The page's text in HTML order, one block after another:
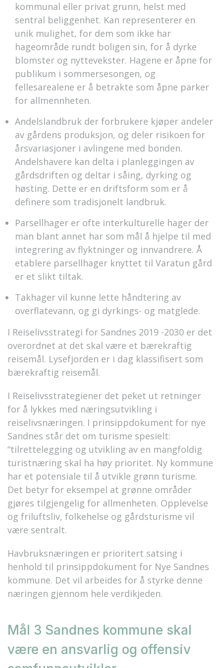
kommunal eller privat grunn, helst med
sentral beliggenhet. Kan representerer en
unik mulighet, for dem som ikke har
hageområde rundt boligen sin, for å dyrke
blomster og nyttevekster. Hagene er åpne for
publikum i sommersesongen, og
fellesarealene er å betrakte som åpne parker
for allmennheten.
Andelslandbruk der forbrukere kjøper andeler
av gårdens produksjon, og deler risikoen for
årsvariasjoner i avlingene med bonden.
Andelshavere kan delta i planleggingen av
gårdsdriften og deltar i såing, dyrking og
høsting. Dette er en driftsform som er å
definere som tradisjonelt landbruk.
Parsellhager er ofte interkulturelle hager der
man blant annet har som mål å hjelpe til med
integrering av flyktninger og innvandrere. Å
etablere parsellhager knyttet til Varatun gård
er et slikt tiltak.
Takhager vil kunne lette håndtering av
overflatevann, og gi dyrkings- og matglede.
I Reiselivsstrategi for Sandnes 2019 -2030 er det
overordnet at det skal være et bærekraftig
reisemål. Lysefjorden er i dag klassifisert som
bærekraftig reisemål.
I Reiselivsstrategiener det peket ut retninger
for å lykkes med næringsutvikling i
reiselivsnæringen. I prinsippdokument for nye
Sandnes står det om turisme spesielt:
“tilrettelegging og utvikling av en mangfoldig
turistnæring skal ha høy prioritet. Ny kommune
har et potensiale til å utvikle grønn turisme.
Det betyr for eksempel at grønne områder
gjøres tilgjengelig for allmenheten. Opplevelse
og friluftsliv, folkehelse og gårdsturisme vil
være sentralt.
Havbruksnæringen er prioritert satsing i
henhold til prinsippdokument for Nye Sandnes
kommune. Det vil arbeides for å styrke denne
næringen gjennom hele verdikjeden.
Mål 3 Sandnes kommune skal
være en ansvarlig og offensiv